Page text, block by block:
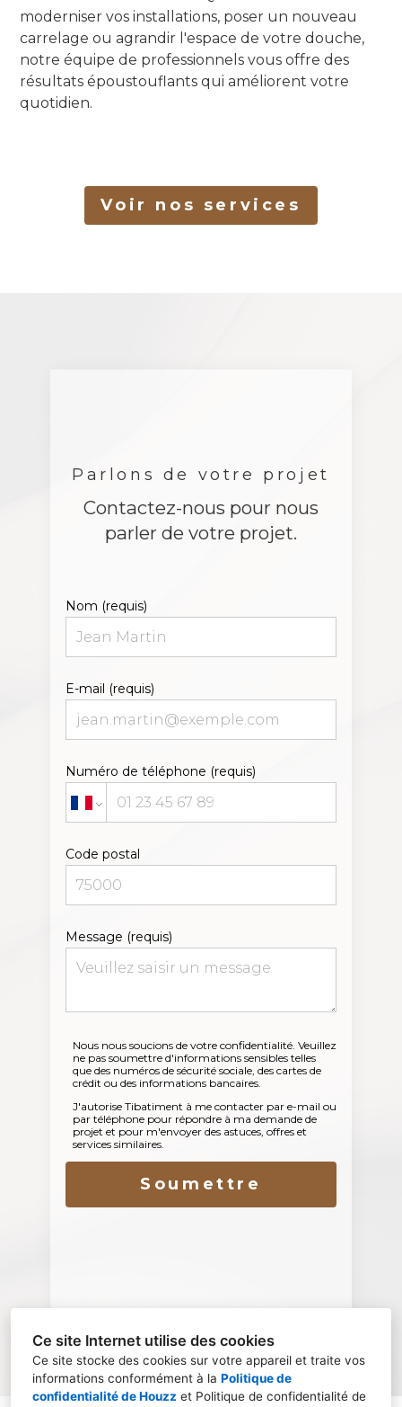
Ce site Internet utilise des cookies
Ce site stocke des cookies sur votre appareil et traite vos
informations conformément à la Politique de
confidentialité de Houzz et Politique de confidentialité de
moderniser vos installations, poser un nouveau
carrelage ou agrandir l'espace de votre douche,
notre équipe de professionnels vous offre des
résultats époustouflants qui améliorent votre
quotidien.
Voir nos services
Parlons de votre projet
Contactez-nous pour nous
parler de votre projet.
Nom (requis)
E-mail (requis)
Numéro de téléphone (requis)
Code postal
Message (requis)
Nous nous soucions de votre confidentialité. Veuillez
ne pas soumettre d'informations sensibles telles
que des numéros de sécurité sociale, des cartes de
crédit ou des informations bancaires.
J'autorise Tibatiment à me contacter par e-mail ou
par téléphone pour répondre à ma demande de
projet et pour m'envoyer des astuces, offres et
services similaires.
Soumettre